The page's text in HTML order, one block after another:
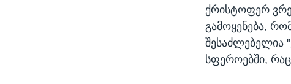
ქრისტოფერ
გამოყენება,
შესაძლებელია
სფეროებში,